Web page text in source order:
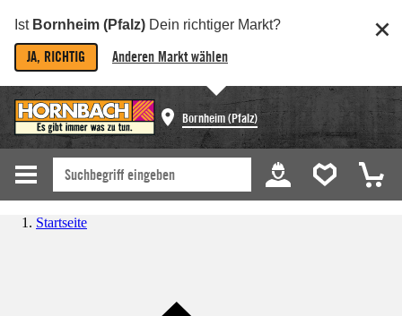
Ist Bornheim (Pfalz) Dein richtiger Markt?
JA, RICHTIG Anderen Markt wählen
Bornheim (Pfalz)
Startseite